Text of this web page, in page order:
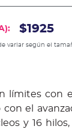
$1925
variar según el
límites con
el
y 16